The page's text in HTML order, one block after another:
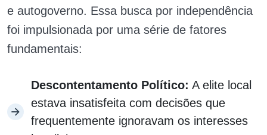
e autogoverno. Essa busca por independência
foi impulsionada por uma série de fatores
fundamentais:
Descontentamento Político: A elite local
estava insatisfeita com decisões que
frequentemente ignoravam os interesses